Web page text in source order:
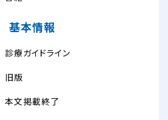
基本情報
診療ガイドライン
旧版
本文掲載終了